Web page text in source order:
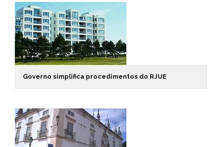
Governo simplifica procedimentos do RJUE